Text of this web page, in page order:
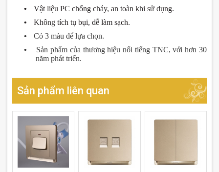
•
Vật liệu PC chống cháy, an toàn khi sử dụng.
•
Không tích tụ bụi, dễ làm sạch.
•
Có 3 màu để lựa chọn.
•
Sản phẩm của thương hiệu nổi tiếng TNC, với hơn 30
năm phát triển.
Sản phẩm liên quan